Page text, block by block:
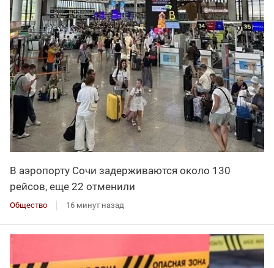
В аэропорту Сочи задерживаются около 130
рейсов, еще 22 отменили
Общество 16 минут назад